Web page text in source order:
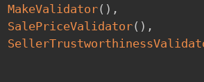
MakeValidator( ) ,
SalePriceValidator( ) ,